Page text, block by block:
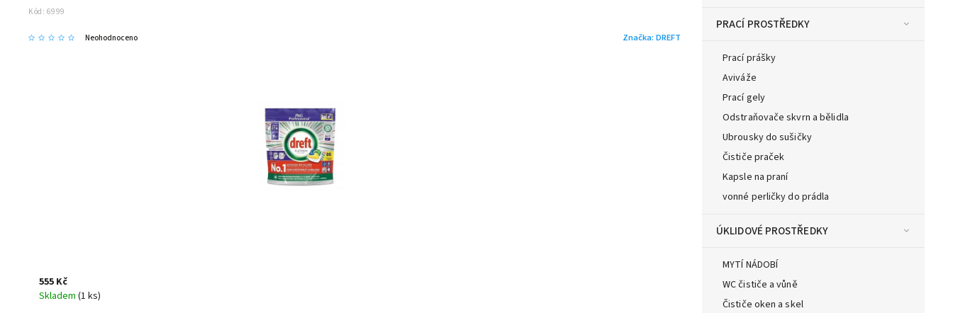
PRACÍ PROSTŘEDKY
Prací prášky
Aviváže
Prací gely
Odstraňovače skvrn a bělidla
Ubrousky do sušičky
Čističe praček
Kapsle na praní
vonné perličky do prádla
ÚKLIDOVÉ PROSTŘEDKY
MYTÍ NÁDOBÍ
WC čističe a vůně
Čističe oken a skel
Kód: 6999
Neohodnoceno Značka: DREFT
555 Kč
Skladem (1 ks)